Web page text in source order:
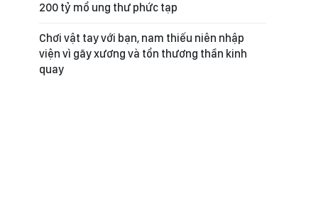
200 tỷ mổ ung thư phức tạp
Chơi vật tay với bạn, nam thiếu niên nhập
viện vì gãy xương và tổn thương thần kinh
quay